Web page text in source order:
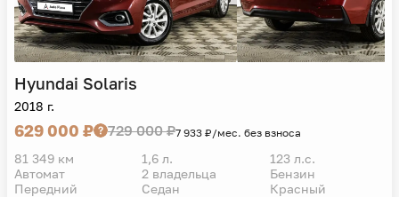
Hyundai Solaris
2018 г.
629 000 ₽ 729 000 ₽7 933 ₽/мес. без взноса
81 349 км 1,6 л.
123 л.с.
Автомат
2 владельца
Бензин
Передний
Седан Красный